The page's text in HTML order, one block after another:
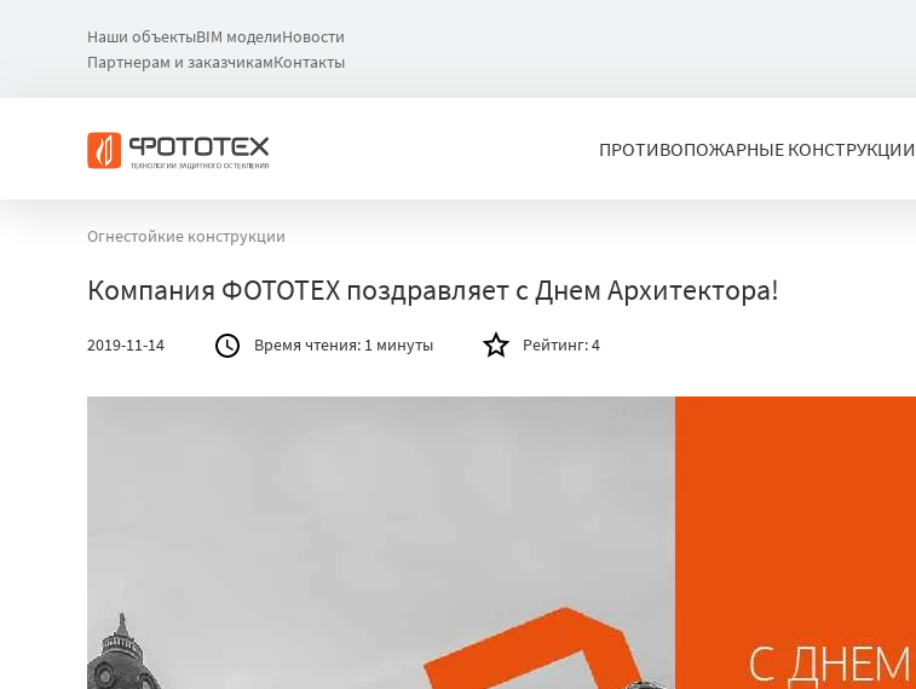
Наши объектыBIM моделиНовости
Партнерам и заказчикамКонтакты
ПРОТИВОПОЖАРНЫЕ КОНСТРУКЦИИ
Огнестойкие конструкции
Компания ФОТОТЕХ поздравляет с Днем Архитектора!
2019-11-14 Время чтения: 1 минуты Рейтинг:4